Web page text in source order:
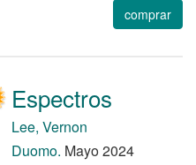
comprar
Espectros
Lee, Vernon
Duomo. Mayo 2024